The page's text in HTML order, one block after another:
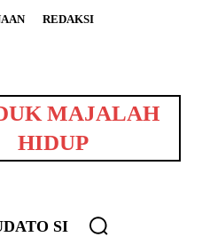
REDAKSI
MAJALAH
HIDUP
SI